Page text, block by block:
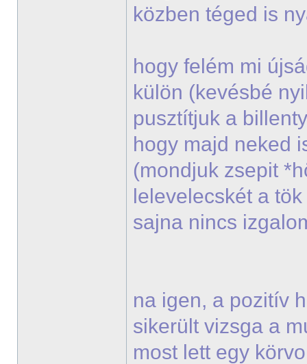
közben téged is
hogy felém mi
külön (kevésbé
pusztítjuk a
hogy majd neked
(mondjuk zsepit
lelevelecskét a
sajna nincs
na igen, a pozitív
sikerült vizsga a
most lett egy